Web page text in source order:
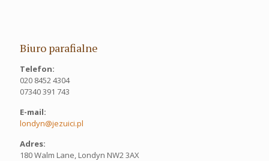
Biuro parafialne
Telefon:
020 8452 4304
07340 391 743
E-mail:
londyn@jezuici.pl
Adres:
180 Walm Lane, Londyn NW2 3AX